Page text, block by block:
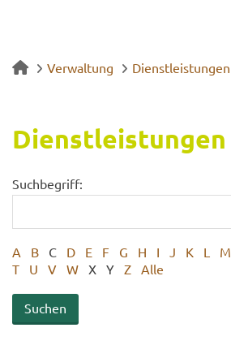
Verwaltung Dienstleistungen
Dienst­leis­tun­gen
Suchbegriff:
A B C D E F G H I J K L M
T
U V W X Y Z Alle